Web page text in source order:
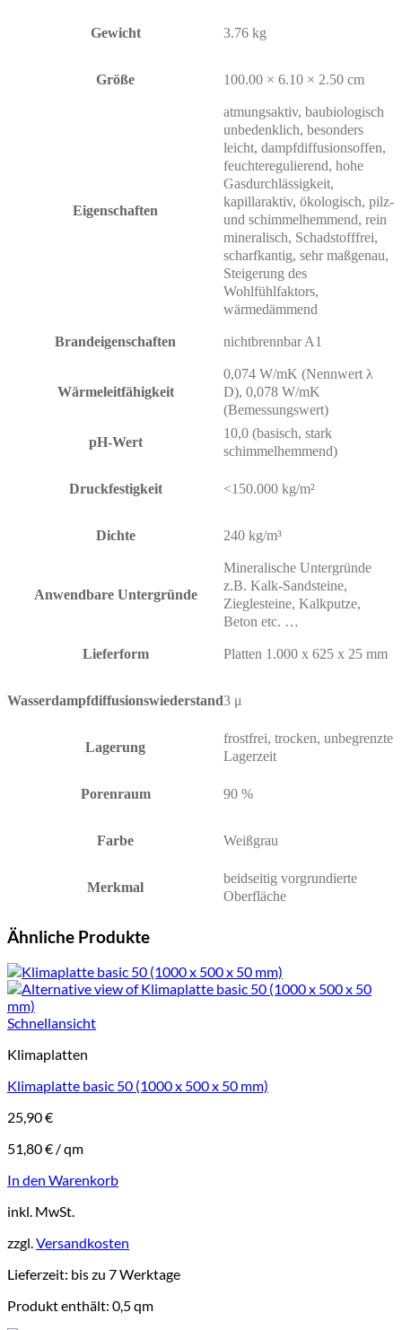
Gewicht 3.76 kg
Größe 100.00 × 6.10 × 2.50 cm
Eigenschaften
atmungsaktiv, baubiologisch
unbedenklich, besonders
leicht, dampfdiffusionsoffen,
feuchteregulierend, hohe
Gasdurchlässigkeit,
kapillaraktiv, ökologisch, pilz-
und schimmelhemmend, rein
mineralisch, Schadstofffrei,
scharfkantig, sehr maßgenau,
Steigerung des
Wohlfühlfaktors,
wärmedämmend
Brandeigenschaften nichtbrennbar A1
Wärmeleitfähigkeit
0,074 W/mK (Nennwert λ
D), 0,078 W/mK
(Bemessungswert)
pH-Wert
10,0 (basisch, stark
schimmelhemmend)
Druckfestigkeit <150.000 kg/m²
Dichte 240 kg/m³
Anwendbare Untergründe
Mineralische Untergründe
z.B. Kalk-Sandsteine,
Zieglesteine, Kalkputze,
Beton etc. …
Lieferform Platten 1.000 x 625 x 25 mm
Wasserdampfdiffusionswiederstand3 μ
Lagerung
frostfrei, trocken, unbegrenzte
Lagerzeit
Porenraum 90 %
Farbe Weißgrau
Merkmal
beidseitig vorgrundierte
Oberfläche
Ähnliche Produkte
Schnellansicht
Klimaplatten
Klimaplatte basic 50 (1000 x 500 x 50 mm)
25,90€
51,80€ /qm
In den Warenkorb
inkl. MwSt.
zzgl.Versandkosten
Lieferzeit: bis zu 7 Werktage
Produkt enthält: 0,5qm